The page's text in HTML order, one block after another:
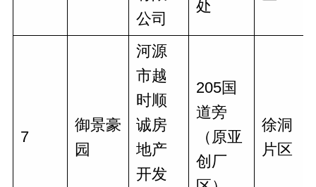
公司
处
7
御景豪
园
河源
市越
时顺
诚房
地产
开发
205国
道旁
（原亚
创厂
徐洞
片区